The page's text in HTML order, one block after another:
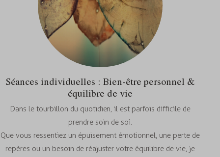
Séances individuelles : Bien-être personnel &
équilibre de vie
Dans le tourbillon du quotidien, il est parfois difficile de
prendre soin de soi.
Que vous ressentiez un épuisement émotionnel, une perte de
repères ou un besoin de réajuster votre équilibre de vie, je